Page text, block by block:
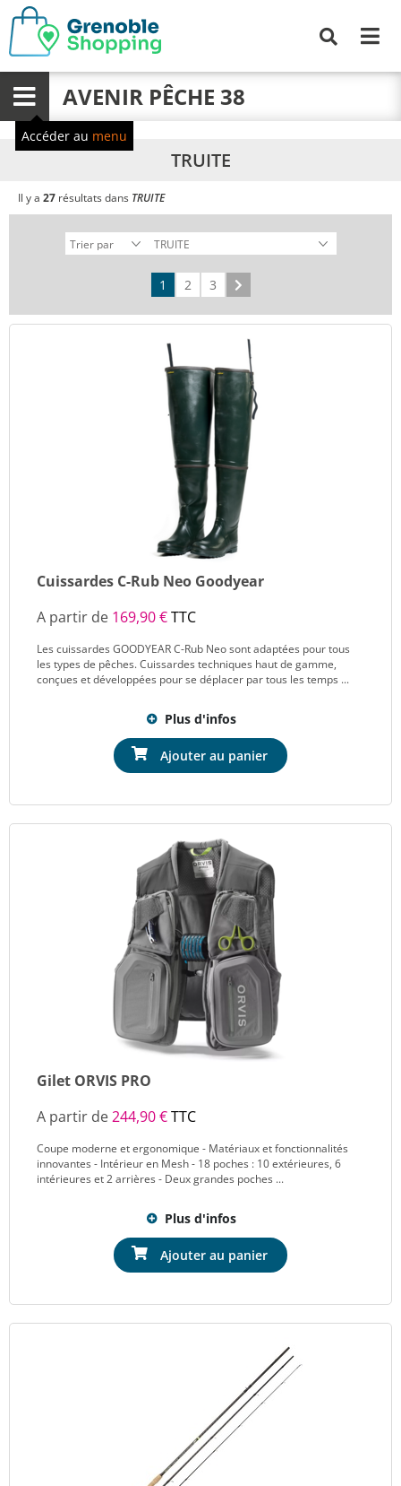
Menu AVENIR PÊCHE 38
Accéder au menu
TRUITE
Il y a 27 résultats dans TRUITE
1 2 3
Cuissardes C-Rub Neo Goodyear
A partir de 169,90 €TTC
Les cuissardes GOODYEAR C-Rub Neo sont adaptées pour tous
les types de pêches. Cuissardes techniques haut de gamme,
conçues et développées pour se déplacer par tous les temps ...
Plus d'infos
Ajouter au panier
Gilet ORVIS PRO
A partir de244,90 €TTC
Coupe moderne et ergonomique - Matériaux et fonctionnalités
innovantes - Intérieur en Mesh - 18 poches : 10 extérieures, 6
intérieures et 2 arrières - Deux grandes poches ...
Plus d'infos
Ajouter au panier